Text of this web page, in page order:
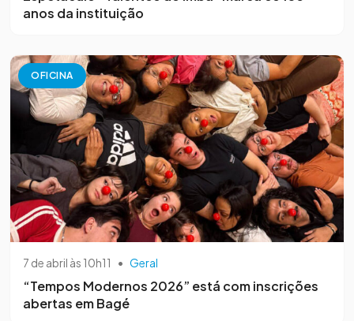
anos da instituição
OFICINA
7 de abril às 10h11 • Geral
“Tempos Modernos 2026” está com inscrições
abertas em Bagé